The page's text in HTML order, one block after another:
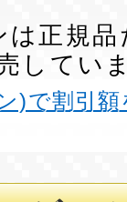
正規
してい
)で割引